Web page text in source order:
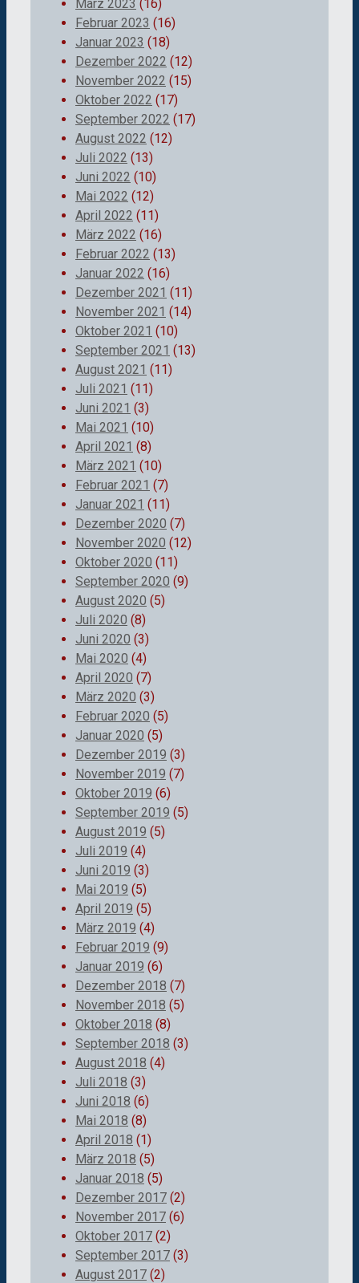
März 2023 (16)
Februar 2023 (16)
Januar 2023 (18)
Dezember 2022 (12)
November 2022 (15)
Oktober 2022 (17)
September 2022 (17)
August 2022 (12)
Juli 2022 (13)
Juni 2022 (10)
Mai 2022 (12)
April 2022 (11)
März 2022 (16)
Februar 2022 (13)
Januar 2022 (16)
Dezember 2021 (11)
November 2021 (14)
Oktober 2021 (10)
September 2021 (13)
August 2021 (11)
Juli 2021 (11)
Juni 2021 (3)
Mai 2021 (10)
April 2021 (8)
März 2021 (10)
Februar 2021 (7)
Januar 2021 (11)
Dezember 2020 (7)
November 2020 (12)
Oktober 2020 (11)
September 2020 (9)
August 2020 (5)
Juli 2020 (8)
Juni 2020 (3)
Mai 2020 (4)
April 2020 (7)
März 2020 (3)
Februar 2020 (5)
Januar 2020 (5)
Dezember 2019 (3)
November 2019 (7)
Oktober 2019 (6)
September 2019 (5)
August 2019 (5)
Juli 2019 (4)
Juni 2019 (3)
Mai 2019 (5)
April 2019 (5)
März 2019 (4)
Februar 2019 (9)
Januar 2019 (6)
Dezember 2018 (7)
November 2018 (5)
Oktober 2018 (8)
September 2018 (3)
August 2018 (4)
Juli 2018 (3)
Juni 2018 (6)
Mai 2018 (8)
April 2018 (1)
März 2018 (5)
Januar 2018 (5)
Dezember 2017 (2)
November 2017 (6)
Oktober 2017 (2)
September 2017 (3)
August 2017 (2)